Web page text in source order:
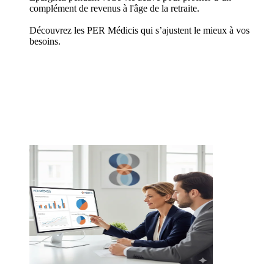
complément de revenus à l'âge de la retraite.
Découvrez les PER Médicis qui s’ajustent le mieux à vos
besoins.